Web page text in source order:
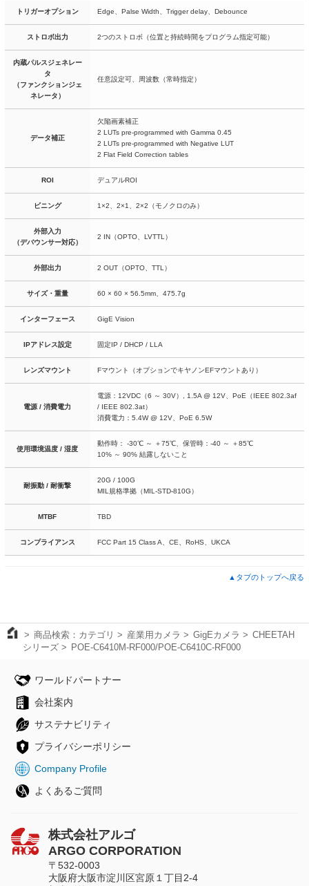
トリガーオプション Edge、Palse Width、Trigger delay、Debounce
ストロボ出力 2つのストロボ（位置と持続時間をプログラム指定可能）
内蔵パルスジェネレー
タ
（ファンクションジェ
ネレータ）
任意設定可、周波数（常時指定）
データ補正
欠陥画素補正
2 LUTs pre-programmed with Gamma 0.45
2 LUTs pre-programmed with Negative LUT
2 Flat Field Correction tables
ROI デュアルROI
ビニング 1×2、2×1、2×2（モノクロのみ）
外部入力
（デバウンサー対応）
2 IN（OPTO、LVTTL）
外部出力 2 OUT（OPTO、TTL）
サイズ・重量 60 × 60 × 56.5mm、475.7g
インターフェース GigE Vision
IPアドレス設定 固定IP / DHCP / LLA
レンズマウント Fマウント（オプションでキヤノンEFマウントあり）
電源 / 消費電力
電源：12VDC（6 ～ 30V）, 1.5A @ 12V、PoE（IEEE 802.3af
/ IEEE 802.3at）
消費電力：5.4W @ 12V、PoE 6.5W
使用環境温度 / 湿度
動作時： -30℃ ～ ＋75℃、保管時：-40 ～ ＋85℃
10% ～ 90% 結露しないこと
耐振動 / 耐衝撃
20G / 100G
MIL規格準拠（MIL-STD-810G）
MTBF TBD
コンプライアンス FCC Part 15 Class A、CE、RoHS、UKCA
▲タブのトップへ戻る
商品検索：カテゴリ 産業用カメラ GigEカメラ
CHEETAH
シリーズ
POE-C6410M-RF000/POE-C6410C-RF000
ワールドパートナー
会社案内
サステナビリティ
プライバシーポリシー
Company Profile
よくあるご質問
株式会社アルゴ
ARGO CORPORATION
〒532-0003
大阪府大阪市淀川区宮原１丁目2-4